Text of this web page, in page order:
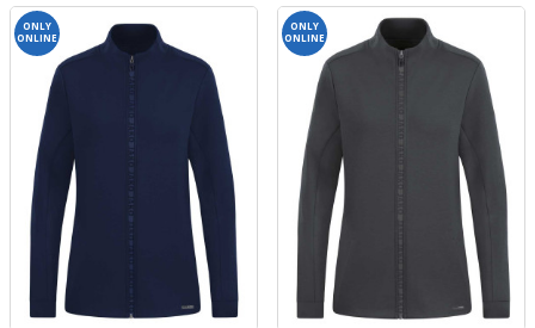
ONLY
ONLINE
ONLY
ONLINE